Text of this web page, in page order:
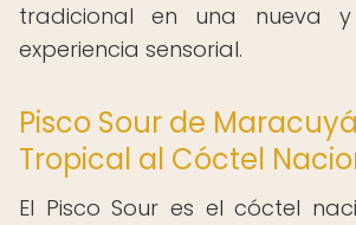
tradicional en una nueva y
experiencia sensorial.
Pisco Sour de
Tropical al Cóctel
El Pisco Sour es el cóctel